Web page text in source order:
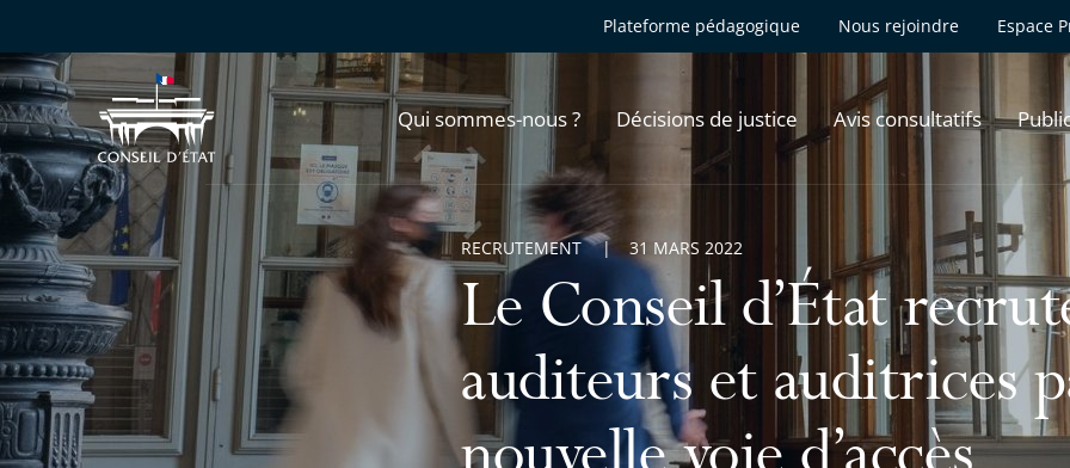
Plateforme pédagogique Nous rejoindre Espace
Qui sommes-nous ? Décisions de justice Avis consultatifs
Le Conseil d’État
auditeurs et auditrices
RECRUTEMENT 31 MARS 2022